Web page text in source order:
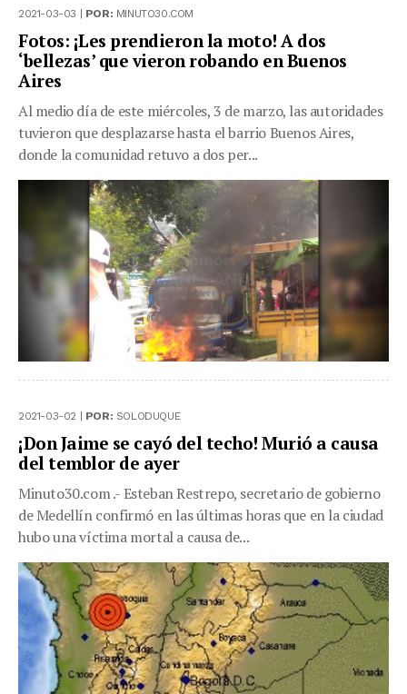
2021-03-03 | POR: MINUTO30.COM
Fotos: ¡Les prendieron la moto! A dos
‘bellezas’ que vieron robando en Buenos
Aires
Al medio día de este miércoles, 3 de marzo, las autoridades
tuvieron que desplazarse hasta el barrio Buenos Aires,
donde la comunidad retuvo a dos per...
2021-03-02 | POR: SOLODUQUE
¡Don Jaime se cayó del techo! Murió a causa
del temblor de ayer
Minuto30.com .- Esteban Restrepo, secretario de gobierno
de Medellín confirmó en las últimas horas que en la ciudad
hubo una víctima mortal a causa de...